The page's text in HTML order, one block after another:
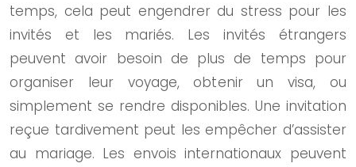
temps, cela peut engendrer du stress pour les
invités et les mariés. Les invités étrangers
peuvent avoir besoin de plus de temps pour
organiser leur voyage, obtenir un visa, ou
simplement se rendre disponibles. Une invitation
reçue tardivement peut les empêcher d’assister
au mariage. Les envois internationaux peuvent